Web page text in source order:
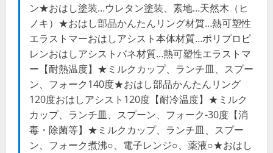
ン★おはし塗装…ウレタン塗装、素地…天然木（ヒ
ノキ）★おはし部品かんたんリング材質…熱可塑性
エラストマーおはしアシスト本体材質…ポリプロピ
レンおはしアシストバネ材質…熱可塑性エラストマ
ー【耐熱温度】★ミルクカップ、ランチ皿、スプー
ン、フォーク140度★おはし部品かんたんリング
120度おはしアシスト120度【耐冷温度】★ミルク
カップ、ランチ皿、スプーン、フォーク-30度【消
毒・除菌等】★ミルクカップ、ランチ皿、スプー
ン、フォーク煮沸○、電子レンジ○、薬液○★おはし